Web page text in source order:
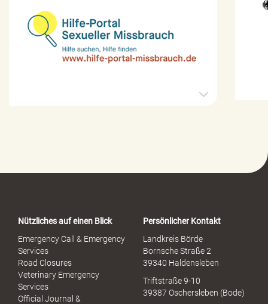
o
Nützliches auf einen Blick
Emergency Call & Emergency
Services
Road Closures
Veterinary Emergency
Services
Official Journal &
Persönlicher Kontakt
Landkreis Börde
Bornsche Straße 2
39340 Haldensleben
Triftstraße 9-10
39387 Oschersleben (Bode)